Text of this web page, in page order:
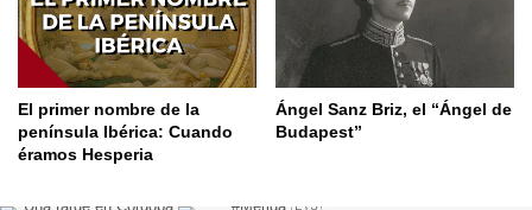
El primer nombre de la
península Ibérica: Cuando
éramos Hesperia
Ángel Sanz Briz, el “Ángel de
Budapest”